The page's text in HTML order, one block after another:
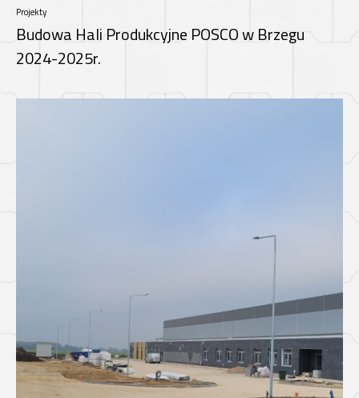
Projekty
Budowa Hali Produkcyjne POSCO w Brzegu
2024-2025r.